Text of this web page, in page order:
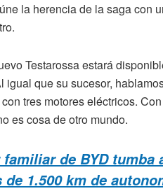
la herencia de la saga con
Testarossa estará
que su sucesor,
tres motores eléctricos.
es cosa de otro mundo.
de BYD tumba
1.500 km de